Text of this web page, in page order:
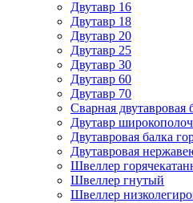
Двутавр 16
Двутавр 18
Двутавр 20
Двутавр 25
Двутавр 30
Двутавр 60
Двутавр 70
Сварная двутавровая
Двутавр
Двутавровая балка
Двутавровая
Швеллер
Швеллер гнутый
Швеллер